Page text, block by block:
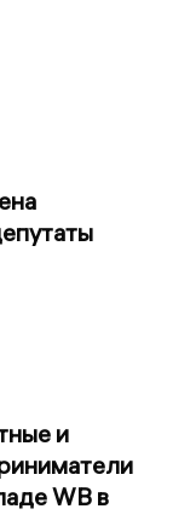
и
WB в